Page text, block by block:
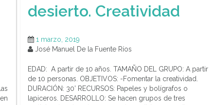
desierto. Creatividad
1 marzo, 2019
José Manuel De la Fuente Ríos
EDAD: A partir de 10 años. TAMAÑO DEL GRUPO: A partir
de 10 personas. OBJETIVOS: -Fomentar la creatividad.
DURACIÓN: 30’ RECURSOS: Papeles y bolígrafos o
lapiceros. DESARROLLO: Se hacen grupos de tres